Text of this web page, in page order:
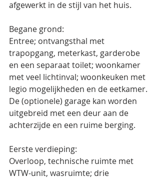
afgewerkt in de stijl van het huis.
Begane grond:
Entree; ontvangsthal met
trapopgang, meterkast, garderobe
en een separaat toilet; woonkamer
met veel lichtinval; woonkeuken met
legio mogelijkheden en de eetkamer.
De (optionele) garage kan worden
uitgebreid met een deur aan de
achterzijde en een ruime berging.
Eerste verdieping:
Overloop, technische ruimte met
WTW-unit, wasruimte; drie